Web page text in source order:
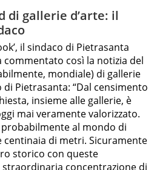
di gallerie d’arte: il
il sindaco di Pietrasanta
commentato così la notizia del
mondiale) di gallerie
Pietrasanta: “Dal censimento
insieme alle gallerie, è
mai veramente valorizzato.
al mondo di
centinaia di metri. Sicuramente
storico con queste
concentrazione di